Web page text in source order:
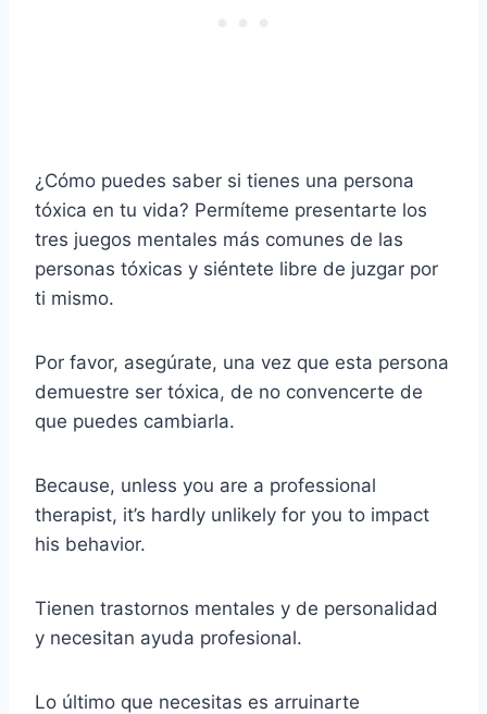
¿Cómo puedes saber si tienes una persona
tóxica en tu vida? Permíteme presentarte los
tres juegos mentales más comunes de las
personas tóxicas y siéntete libre de juzgar por
ti mismo.
Por favor, asegúrate, una vez que esta persona
demuestre ser tóxica, de no convencerte de
que puedes cambiarla.
Because, unless you are a professional
therapist, it’s hardly unlikely for you to impact
his behavior.
Tienen trastornos mentales y de personalidad
y necesitan ayuda profesional.
Lo último que necesitas es arruinarte